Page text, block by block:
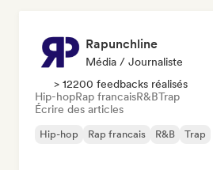
Rapunchline
Média / Journaliste
> 12200 feedbacks réalisés
Hip-hopRap francaisR&BTrap
Écrire des articles
Hip-hop Rap francais R&B Trap